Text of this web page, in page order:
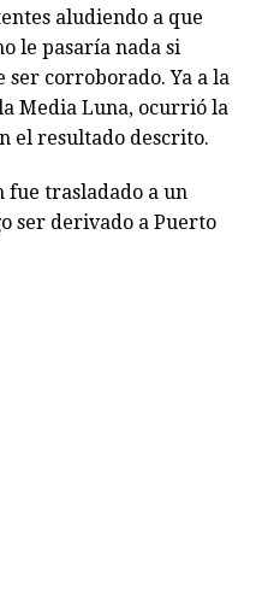
aludiendo a que
le pasaría nada si
ser corroborado. Ya a la
Media Luna, ocurrió la
el resultado descrito.
fue trasladado a un
ser derivado a Puerto